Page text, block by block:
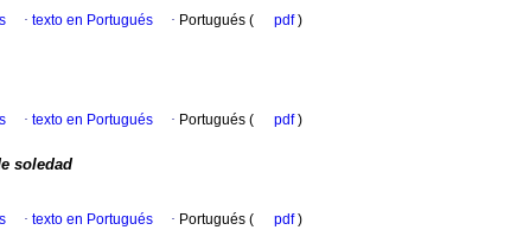
· texto en Portugués · Portugués ( pdf)
· texto en Portugués · Portugués ( pdf)
soledad
· texto en Portugués · Portugués ( pdf)